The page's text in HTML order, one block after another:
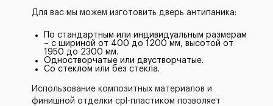
Для вас мы можем изготовить дверь антипаника:
По стандартным или индивидуальным размерам
– с шириной от 400 до 1200 мм, высотой от
1950 до 2300 мм.
Одностворчатые или двустворчатые.
Со стеклом или без стекла.
Использование композитных материалов и
финишной отделки cpl-пластиком позволяет